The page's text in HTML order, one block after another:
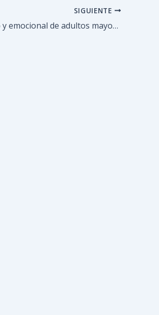
SIGUIENTE
Promueven el bienestar físico y emocional de adultos mayores en el parque Los Nuevos Teques